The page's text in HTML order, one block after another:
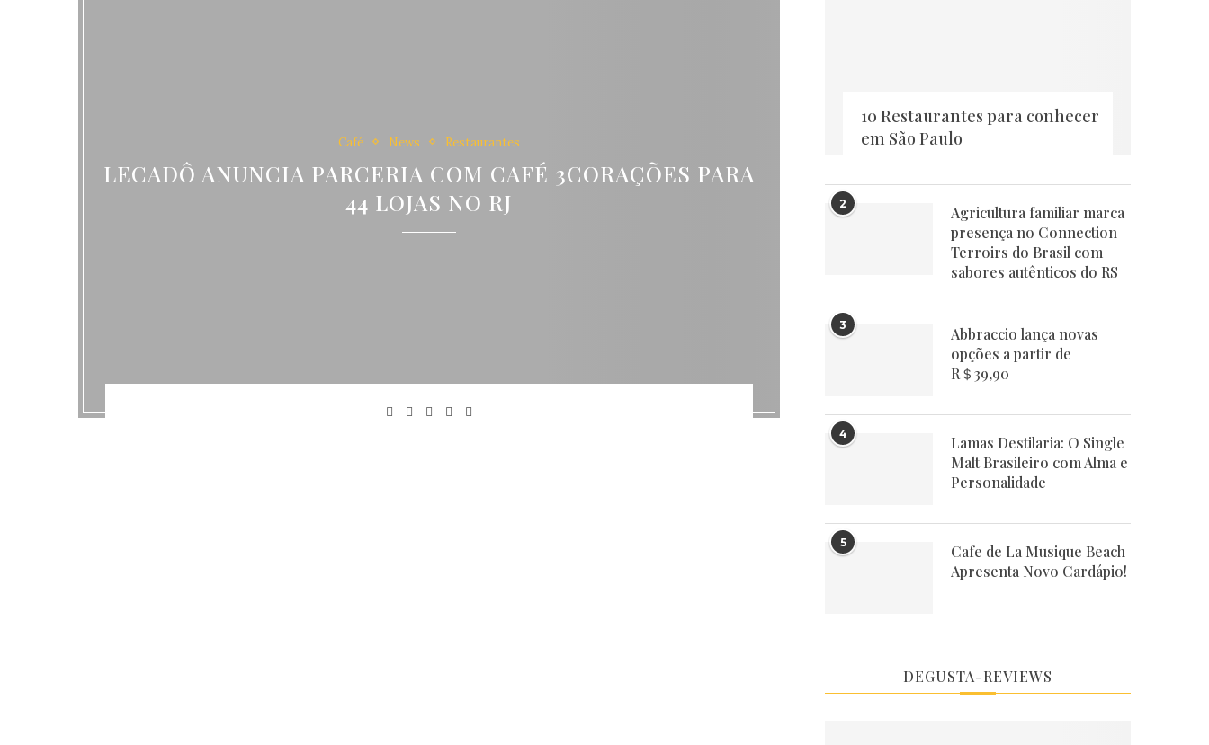
Café News Restaurantes
LECADÔ ANUNCIA PARCERIA COM CAFÉ 3CORAÇÕES PARA
44 LOJAS NO RJ
10 Restaurantes para conhecer
em São Paulo
2
Agricultura familiar marca
presença no Connection
Terroirs do Brasil com
sabores autênticos do RS
3
Abbraccio lança novas
opções a partir de
R＄39,90
4
Lamas Destilaria: O Single
Malt Brasileiro com Alma e
Personalidade
5
Cafe de La Musique Beach
Apresenta Novo Cardápio!
DEGUSTA-REVIEWS